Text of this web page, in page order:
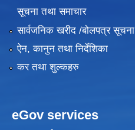
सूचना तथा समाचार
सार्वजनिक खरीद /बोलपत्र सूचना
ऐन, कानुन तथा निर्देशिका
कर तथा शुल्कहरु
eGov services